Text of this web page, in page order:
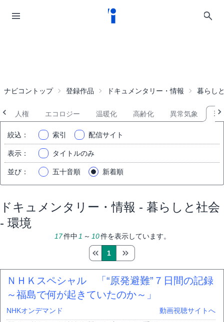
ナビコントップ 登録作品 ドキュメンタリー・情報 暮らし
人権 エコロジー 温暖化 高齢化 異常気象 環
絞込 ： 索引 配信サイト
表示 ： タイトルのみ
並び ： 五十音順 新着順
ドキュメンタリー・情報 - 暮らしと社会
- 環境
17件中 1 ～ 10件を表示しています。
1
ＮＨＫスペシャル 「“原発避難”７日間の記録
～福島で何が起きていたのか～」
NHKオンデマンド 動画視聴サイトへ